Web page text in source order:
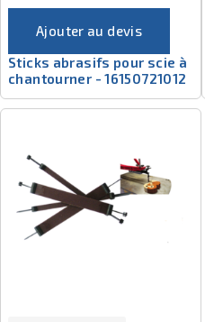
Ajouter au devis
Sticks abrasifs pour scie à
chantourner - 16150721012